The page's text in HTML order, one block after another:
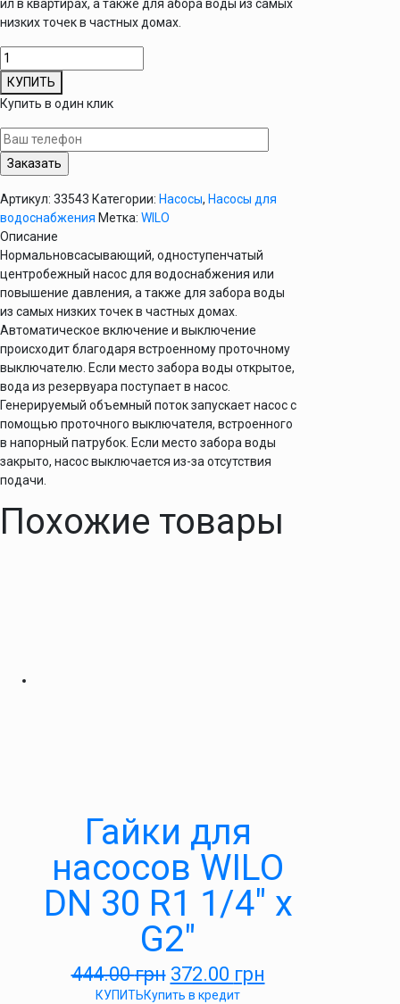
ил в квартирах, а также для абора воды из самых
низких точек в частных домах.
Количество
товара
Насос
для
повышения
давления
WILO
088
ЕА
КУПИТЬ
Купить в один клик
Артикул: 33543 Категории: Насосы, Насосы для
водоснабжения Метка: WILO
Описание
Нормальновсасывающий, одноступенчатый
центробежный насос для водоснабжения или
повышение давления, а также для забора воды
из самых низких точек в частных домах.
Автоматическое включение и выключение
происходит благодаря встроенному проточному
выключателю. Если место забора воды открытое,
вода из резервуара поступает в насос.
Генерируемый объемный поток запускает насос с
помощью проточного выключателя, встроенного
в напорный патрубок. Если место забора воды
закрыто, насос выключается из-за отсутствия
подачи.
Похожие товары
Гайки для
насосов WILO
DN 30 R1 1/4″ x
G2″
444.00грн 372.00 грн
КУПИТЬКупить в кредит